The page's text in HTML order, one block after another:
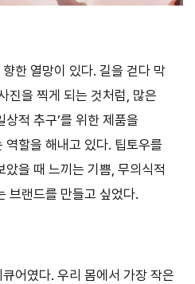
한 열망이 있다. 길을 걷다 막
진을 찍게 되는 것처럼, 많은
적 추구’를 위한 제품을
역할을 해내고 있다. 팁토우를
을 때 느끼는 기쁨, 무의식적
브랜드를 만들고 싶었다.
어였다. 우리 몸에서 가장 작은